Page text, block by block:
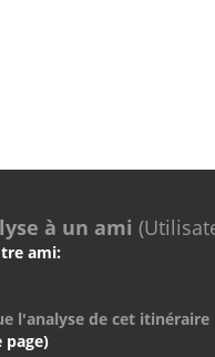
à un ami
ami:
l'analyse de cet
page)